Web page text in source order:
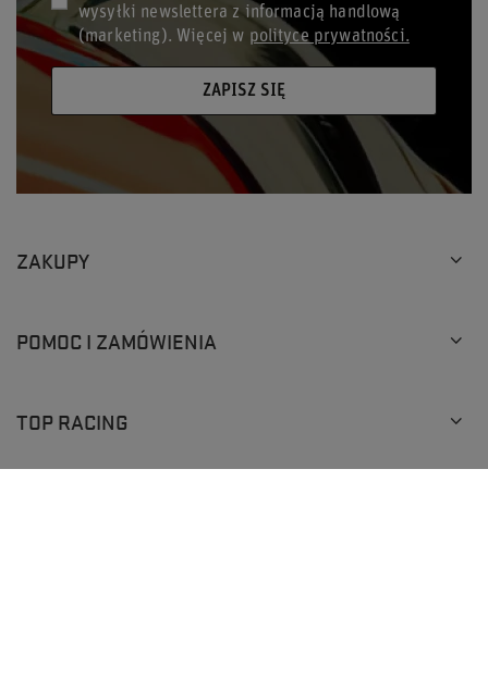
wysyłki newslettera z informacją handlową
(marketing). Więcej w polityce prywatności.
ZAPISZ SIĘ
ZAKUPY
POMOC I ZAMÓWIENIA
TOP RACING